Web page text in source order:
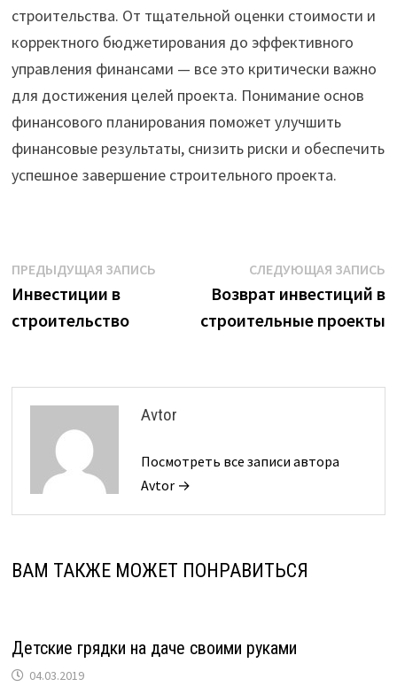
строительства. От тщательной оценки стоимости и
корректного бюджетирования до эффективного
управления финансами — все это критически важно
для достижения целей проекта. Понимание основ
финансового планирования поможет улучшить
финансовые результаты, снизить риски и обеспечить
успешное завершение строительного проекта.
Навигация
по
записям
ПРЕДЫДУЩАЯ ЗАПИСЬПредыдущая
Инвестиции в
строительство
СЛЕДУЮЩАЯ ЗАПИСЬ
Возврат инвестиций в
строительные проекты
Avtor
Посмотреть все записи автора
Avtor →
ВАМ ТАКЖЕ МОЖЕТ ПОНРАВИТЬСЯ
Детские грядки на даче своими руками
04.03.2019